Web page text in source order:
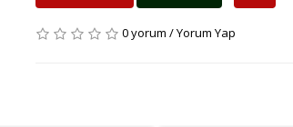
0 yorum /Yorum Yap